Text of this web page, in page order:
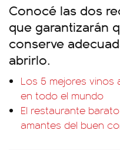
Conocé las dos
que garantizarán
conserve
abrirlo.
Los 5 mejores vinos
en todo el mundo
El restaurante
amantes del buen